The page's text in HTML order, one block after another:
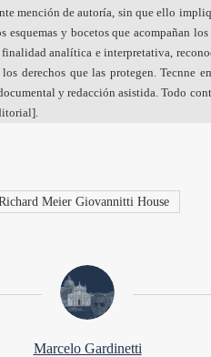
mención de autoría, sin que ello
y bocetos que acompañan
analítica e interpretativa,
derechos que las protegen. Tecnne
y redacción asistida. Todo
].
Meier Giovannitti House
Marcelo Gardinetti